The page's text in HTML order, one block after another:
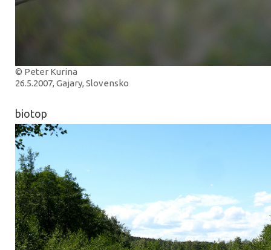
© Peter Kurina
26.5.2007, Gajary, Slovensko
biotop